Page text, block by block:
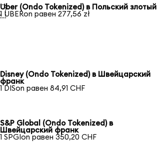
Uber (Ondo Tokenized) в Польский злотый
1 UBERon равен 277,56 zł
Disney (Ondo Tokenized) в Швейцарский
франк
1 DISon равен 84,91 CHF
S&P Global (Ondo Tokenized) в
Швейцарский франк
1 SPGIon равен 350,20 CHF